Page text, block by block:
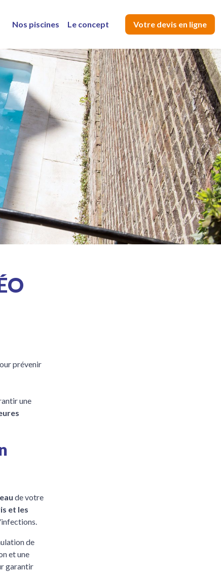
Nos piscines Le concept Votre devis en ligne
prévenir
une
de votre
et les
de
et une
garantir